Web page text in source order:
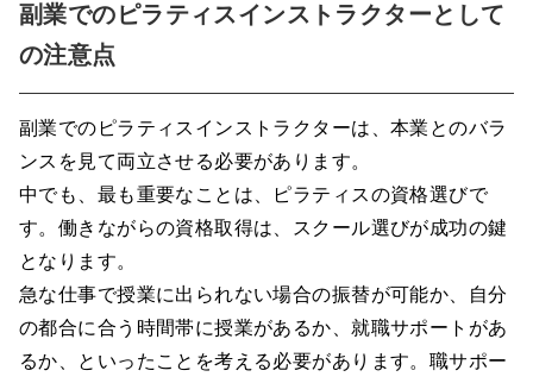
副業でのピラティスインストラクターとして
の注意点
副業でのピラティスインストラクターは、本業とのバラ
ンスを見て両立させる必要があります。
中でも、最も重要なことは、ピラティスの資格選びで
す。働きながらの資格取得は、スクール選びが成功の鍵
となります。
急な仕事で授業に出られない場合の振替が可能か、自分
の都合に合う時間帯に授業があるか、就職サポートがあ
るか、といったことを考える必要があります。職サポー